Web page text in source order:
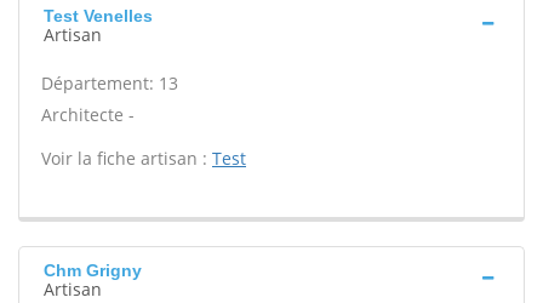
Test Venelles
Artisan
Département: 13
Architecte -
Voir la fiche artisan : Test
Chm Grigny
Artisan